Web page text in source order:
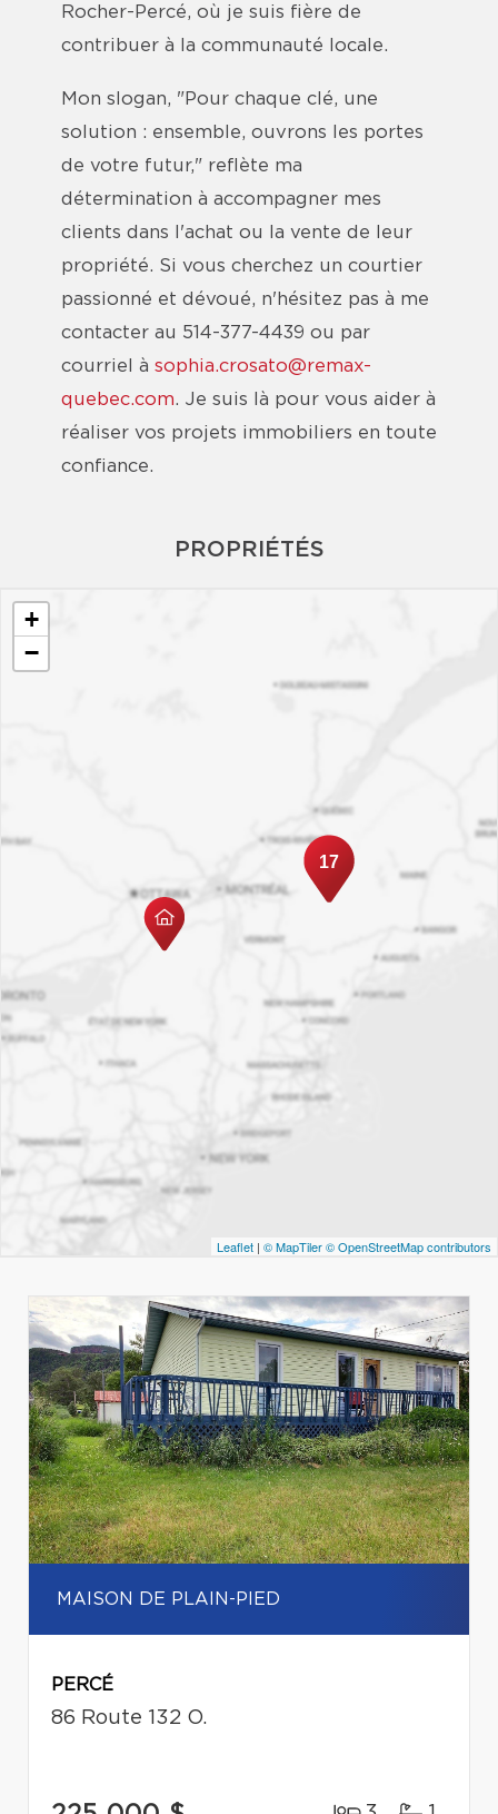
Rocher-Percé, où je suis fière de
contribuer à la communauté locale.
Mon slogan, "Pour chaque clé, une
solution : ensemble, ouvrons les portes
de votre futur," reflète ma
détermination à accompagner mes
clients dans l'achat ou la vente de leur
propriété. Si vous cherchez un courtier
passionné et dévoué, n'hésitez pas à me
contacter au 514-377-4439 ou par
courriel à sophia.crosato@remax-
quebec.com. Je suis là pour vous aider à
réaliser vos projets immobiliers en toute
confiance.
PROPRIÉTÉS
17
+
−
Leaflet | © MapTiler© OpenStreetMap contributors
MAISON DE PLAIN-PIED
PERCÉ
86 Route 132 O.